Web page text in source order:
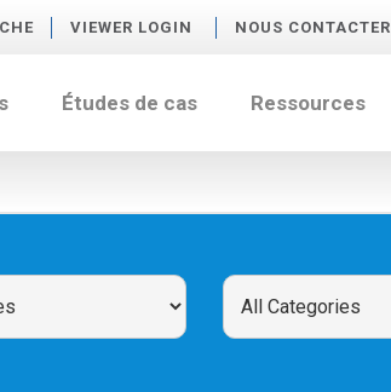
VIEWER LOGIN NOUS CONTACTER
Études de cas Ressources